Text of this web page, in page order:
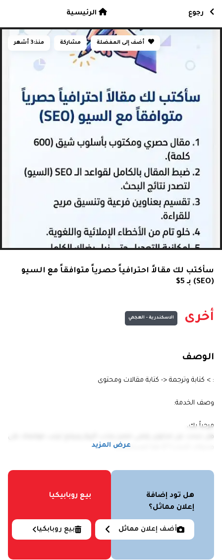
أضف إلى المفضلة مشاركة منذ:3 أشهر
سأكتب لك مقالاً احترافياً حصرياً متوافقاً مع السيو
(SEO) بـ 5$
أخرى الاسكندرية - العجمي
الوصف
: > كتابة وترجمة <- كتابة مقالات ومحتوى
وصف الخدمة:
مرحباً بك،
هل تبحث عن محتوى رقمي مميز يجذب الزوار ويرفع ترتيب موقعك على
محركات البحث؟ أنا هنا لمساعدتك!عرض المزيد
هل تود إضافة
إعلان مماثل؟
أضف إعلان مماثل
بيع روبابيكيا
بيع روبابكيا
رجوع الرئيسية